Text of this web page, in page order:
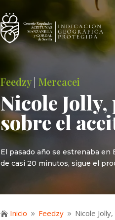
Feedzy|Mercacei
Nicole
sobre el
El pasado año se estrenaba en
de casi 20 minutos, sigue el
 Inicio 9 Feedzy 9 Nicole